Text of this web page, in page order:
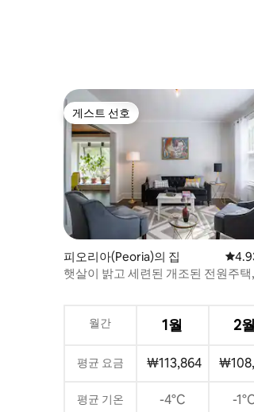
게스트 선호
게스트 선호
피오리아(Peoria)의 집 평점
햇살이 밝고 세련된 개조된 전원주택,
월간 1월 2월
평균 요금 ₩113,864
평균 기온 -4°C -